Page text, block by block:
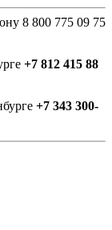
8 800 775 09 75
+7 812 415 88
+7 343 300-